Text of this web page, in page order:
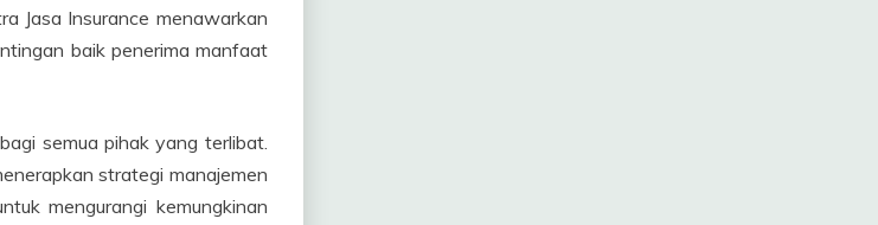
Jasa Insurance menawarkan
baik penerima manfaat
semua pihak yang terlibat.
strategi manajemen
mengurangi kemungkinan